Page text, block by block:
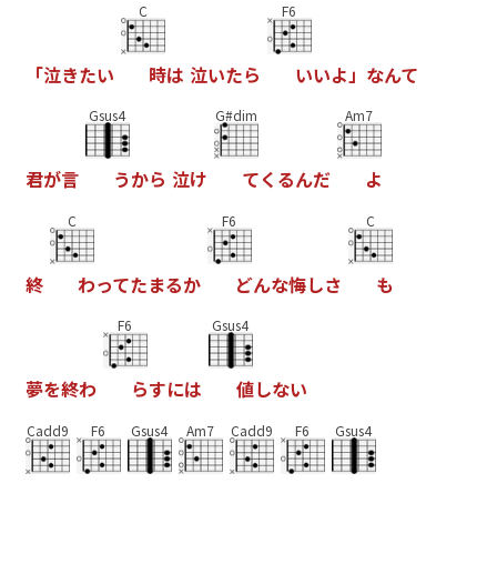
「泣きたい
C
時は 泣いたら
F6
いいよ」 なんて
君が言
Gsus4
うから 泣け
G#dim
てく るんだ
Am7
よ
終
C
わってたまるか
F6
どんな悔しさ
C
も
夢を終わ
F6
らすには
Gsus4
値しない
Cadd9 F6 Gsus4 Am7 Cadd9 F6 Gsus4